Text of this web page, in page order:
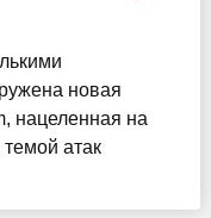
новая
нацеленная на
атак